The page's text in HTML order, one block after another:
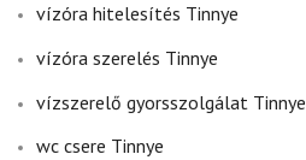
vízóra hitelesítés Tinnye
vízóra szerelés Tinnye
vízszerelő gyorsszolgálat Tinnye
wc csere Tinnye